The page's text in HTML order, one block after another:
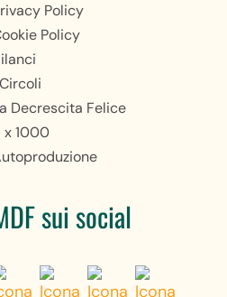
Policy
Policy
Decrescita Felice
x 1000
sui social